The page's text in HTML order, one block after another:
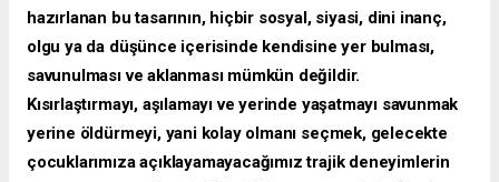
hazırlanan bu tasarının, hiçbir sosyal, siyasi, dini inanç,
olgu ya da düşünce içerisinde kendisine yer bulması,
savunulması ve aklanması mümkün değildir.
Kısırlaştırmayı, aşılamayı ve yerinde yaşatmayı savunmak
yerine öldürmeyi, yani kolay olmanı seçmek, gelecekte
çocuklarımıza açıklayamayacağımız trajik deneyimlerin